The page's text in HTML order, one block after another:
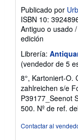
Publicado por
ISBN 10:
Antiguo o usado /
edición
Librería:
(vendedor de 5
8°, Kartoniert-O.
zahlreichen s/e
P39177_Seenot
500. Nº de ref.
Contactar al